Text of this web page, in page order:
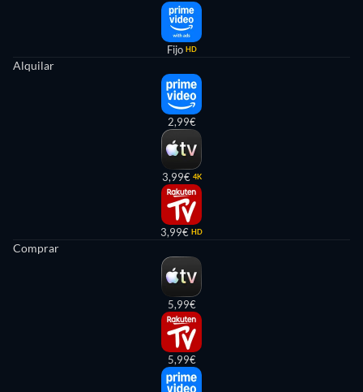
Fijo HD
Alquilar
2,99€
3,99€ 4K
3,99€ HD
Comprar
5,99€
5,99€